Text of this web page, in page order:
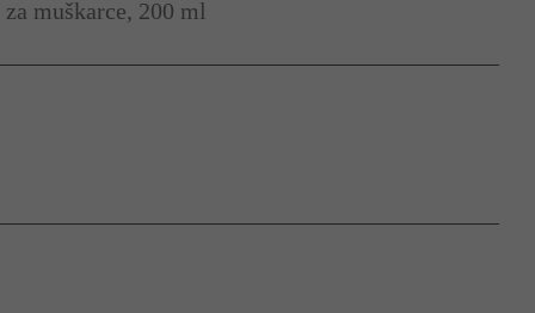
muškarce, 200 ml